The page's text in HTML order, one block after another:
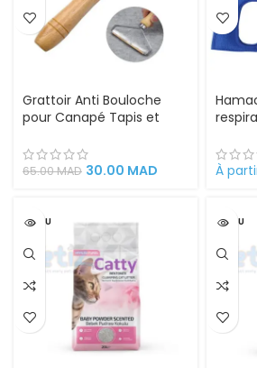
Grattoir Anti Bouloche
pour Canapé Tapis et
65.00MAD 30.00 MAD À
VENDU VENDU